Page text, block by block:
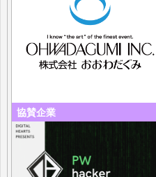
協賛企業